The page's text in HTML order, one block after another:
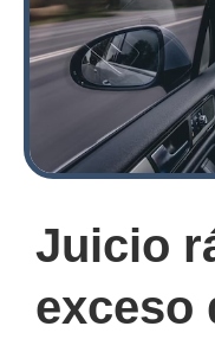
Juicio
exceso